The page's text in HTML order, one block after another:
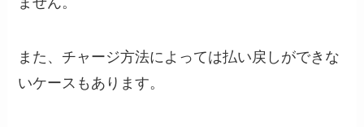
また、チャージ方法によっては払い戻しができな
いケースもあります。